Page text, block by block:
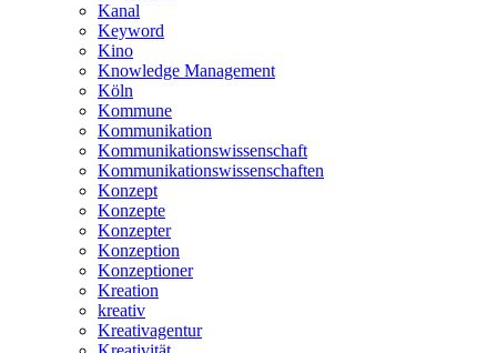
Kanal
Keyword
Kino
Knowledge Management
Köln
Kommune
Kommunikation
Kommunikationswissenschaft
Kommunikationswissenschaften
Konzept
Konzepte
Konzepter
Konzeption
Konzeptioner
Kreation
kreativ
Kreativagentur